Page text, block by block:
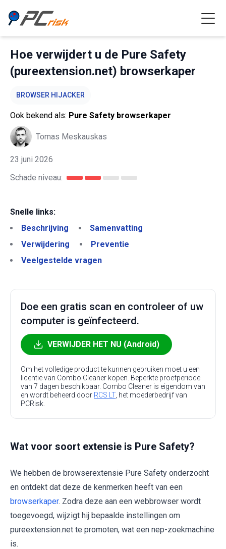
Hoe verwijdert u de Pure Safety
(pureextension.net) browserkaper
BROWSER HIJACKER
Ook bekend als: Pure Safety browserkaper
Tomas Meskauskas
23 juni 2026
Schade niveau:
Snelle links:
Beschrijving
Samenvatting
Verwijdering
Preventie
Veelgestelde vragen
Doe een gratis scan en controleer of uw
computer is geïnfecteerd.
VERWIJDER HET NU (Android)
Om het volledige product te kunnen gebruiken moet u een
licentie van Combo Cleaner kopen. Beperkte proefperiode
van 7 dagen beschikbaar. Combo Cleaner is eigendom van
en wordt beheerd door RCS LT, het moederbedrijf van
PCRisk.
Wat voor soort extensie is Pure Safety?
We hebben de browserextensie Pure Safety onderzocht
en ontdekt dat deze de kenmerken heeft van een
browserkaper. Zodra deze aan een webbrowser wordt
toegevoegd, wijzigt hij bepaalde instellingen om
pureextension.net te promoten, wat een nep-zoekmachine
is.